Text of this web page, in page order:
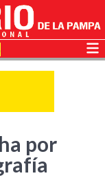
por